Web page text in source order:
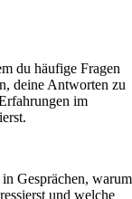
du häufige Fragen
deine Antworten zu
im
Gesprächen, warum
und welche